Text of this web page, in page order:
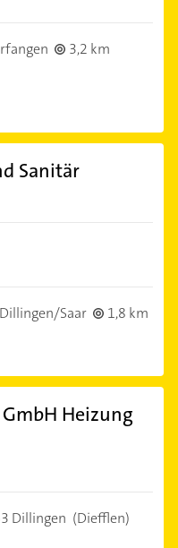
3,2 km
Sanitär
Saar
1,8 km
Heizung
Dillingen (Diefflen)